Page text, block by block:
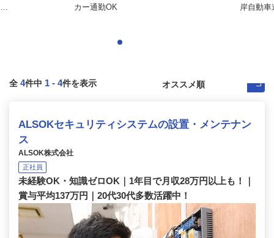
カー通勤OK
岸自動
全 4件中 1 - 4件を表示
ALSOKセキュリティシステムの設置・メンテナン
ス
ALSOK株式会社
正社員
未経験OK・知識ゼロOK｜1年目で月収28万円以上も！｜
賞与平均137万円｜20代30代多数活躍中！